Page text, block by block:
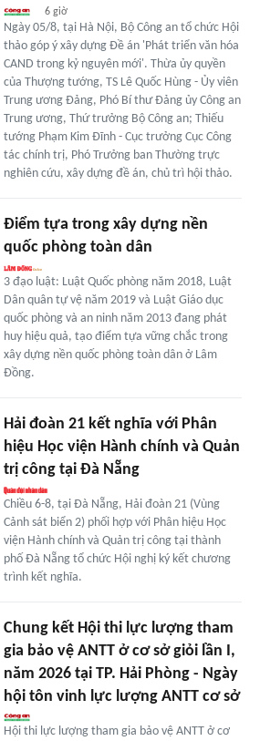
6 giờ
Ngày 05/8, tại Hà Nội, Bộ Công an tổ chức Hội
thảo góp ý xây dựng Đề án 'Phát triển văn hóa
CAND trong kỷ nguyên mới'. Thừa ủy quyền
của Thượng tướng, TS Lê Quốc Hùng - Ủy viên
Trung ương Đảng, Phó Bí thư Đảng ủy Công an
Trung ương, Thứ trưởng Bộ Công an; Thiếu
tướng Phạm Kim Đĩnh - Cục trưởng Cục Công
tác chính trị, Phó Trưởng ban Thường trực
nghiên cứu, xây dựng đề án, chủ trì hội thảo.
Điểm tựa trong xây dựng nền
quốc phòng toàn dân
3 đạo luật: Luật Quốc phòng năm 2018, Luật
Dân quân tự vệ năm 2019 và Luật Giáo dục
quốc phòng và an ninh năm 2013 đang phát
huy hiệu quả, tạo điểm tựa vững chắc trong
xây dựng nền quốc phòng toàn dân ở Lâm
Đồng.
Hải đoàn 21 kết nghĩa với Phân
hiệu Học viện Hành chính và Quản
trị công tại Đà Nẵng
Chiều 6-8, tại Đà Nẵng, Hải đoàn 21 (Vùng
Cảnh sát biển 2) phối hợp với Phân hiệu Học
viện Hành chính và Quản trị công tại thành
phố Đà Nẵng tổ chức Hội nghị ký kết chương
trình kết nghĩa.
Chung kết Hội thi lực lượng tham
gia bảo vệ ANTT ở cơ sở giỏi lần I,
năm 2026 tại TP. Hải Phòng - Ngày
hội tôn vinh lực lượng ANTT cơ sở
Hội thi lực lượng tham gia bảo vệ ANTT ở cơ